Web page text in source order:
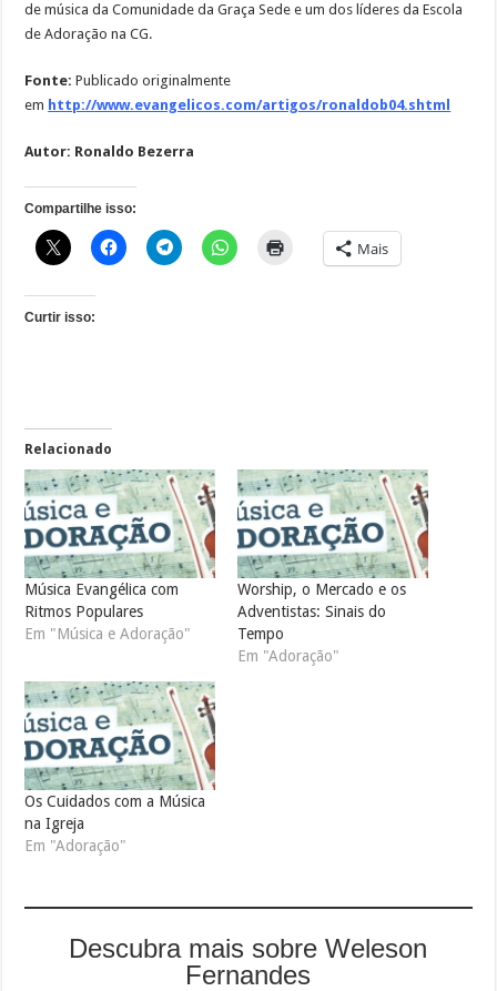
de música da Comunidade da Graça Sede e um dos líderes da Escola
de Adoração na CG.
Fonte: Publicado originalmente
em http://www.evangelicos.com/artigos/ronaldob04.shtml
Autor: Ronaldo Bezerra
Compartilhe isso:
Mais
Curtir isso:
Relacionado
Música Evangélica com
Ritmos Populares
Em "Música e Adoração"
Worship, o Mercado e os
Adventistas: Sinais do
Tempo
Em "Adoração"
Os Cuidados com a Música
na Igreja
Em "Adoração"
Descubra mais sobre Weleson
Fernandes